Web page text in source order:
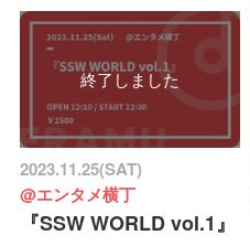
終了しました
2023.11.25(SAT)
@エンタメ横丁
『SSW WORLD vol.1』